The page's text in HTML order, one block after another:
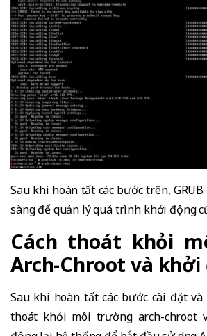
Sau khi hoàn tất các bước trên,
sàng để quản lý quá trình khởi động
Cách thoát khỏi
Arch-Chroot và khởi
Sau khi hoàn tất các bước cài đặt và
thoát khỏi môi trường arch-chroot